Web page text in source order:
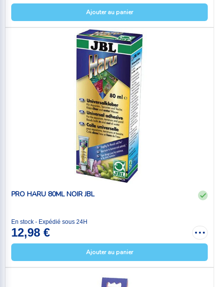
Ajouter au panier
PRO HARU 80ML NOIR JBL
En stock - Expédié sous 24H
12,98 €
Ajouter au panier